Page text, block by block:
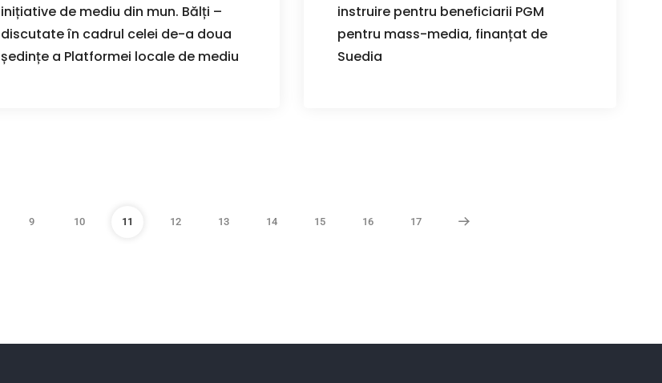
instruire pentru beneficiarii PGM
pentru mass-media, finanțat de
Suedia
inițiative de mediu din mun. Bălți –
discutate în cadrul celei de-a doua
ședințe a Platformei locale de mediu
9 10 11 12 13 14 15 16 17